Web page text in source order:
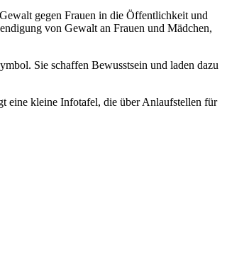
gegen Frauen in die Öffentlichkeit und
von Gewalt an Frauen und Mädchen,
Sie schaffen Bewusstsein und laden dazu
eine kleine Infotafel, die über Anlaufstellen für